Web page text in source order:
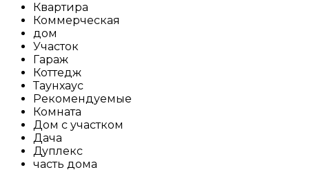
Квартира
Коммерческая
дом
Участок
Гараж
Коттедж
Таунхаус
Рекомендуемые
Комната
Дом с участком
Дача
Дуплекс
часть дома